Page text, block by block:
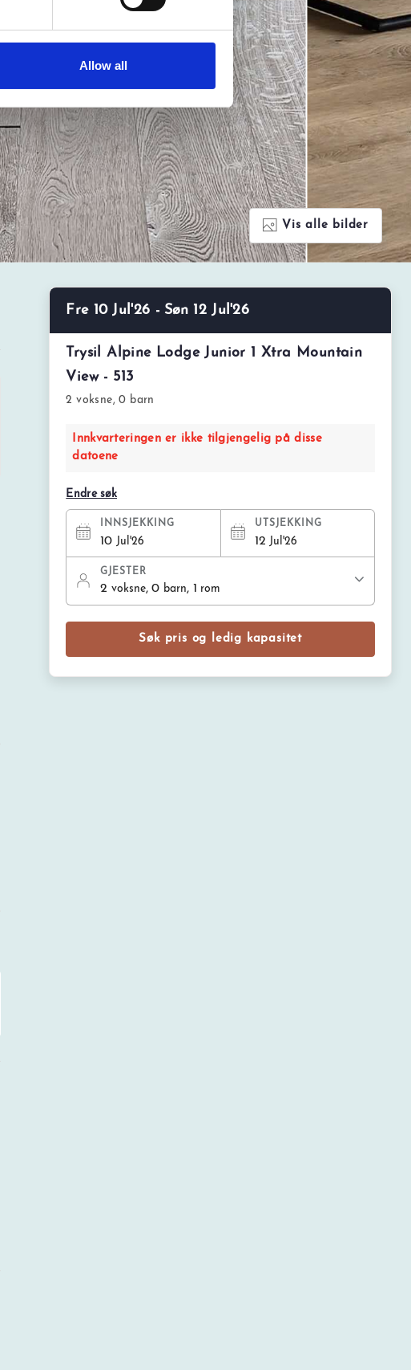
Allow all
Vis alle bilder
Fre 10 Jul'26 - Søn 12 Jul'26
Trysil Alpine Lodge Junior 1 Xtra Mountain
View - 513
2 voksne, 0 barn
Innkvarteringen er ikke tilgjengelig på disse
datoene
Endre søk
INNSJEKKING
10 Jul'26
UTSJEKKING
12 Jul'26
GJESTER
2voksne, 0 barn, 1 rom
Søk pris og ledig kapasitet